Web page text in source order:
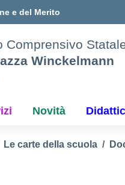
e del Merito
Comprensivo
Winckelmann
Novità
Le carte della scuola